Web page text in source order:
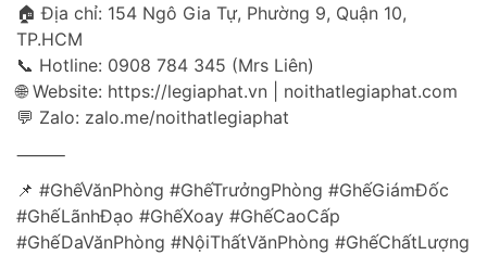
🏠 Địa chỉ: 154 Ngô Gia Tự, Phường 9, Quận 10,
TP.HCM
📞 Hotline: 0908 784 345 (Mrs Liên)
🌐 Website: https://legiaphat.vn | noithatlegiaphat.com
💬 Zalo: zalo.me/noithatlegiaphat
⸻
📌 #GhếVănPhòng #GhếTrưởngPhòng #GhếGiámĐốc
#GhếLãnhĐạo #GhếXoay #GhếCaoCấp
#GhếDaVănPhòng #NộiThấtVănPhòng #GhếChấtLượng